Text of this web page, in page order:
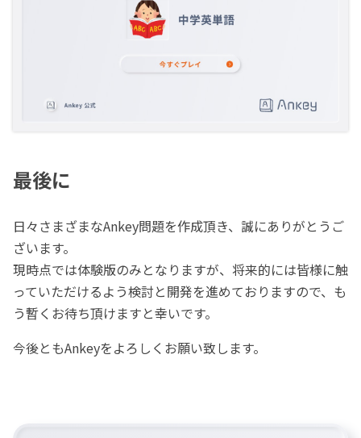
最後に
日々さまざまなAnkey問題を作成頂き、誠にありがとうご
ざいます。
現時点では体験版のみとなりますが、将来的には皆様に触
っていただけるよう検討と開発を進めておりますので、も
う暫くお待ち頂けますと幸いです。
今後ともAnkeyをよろしくお願い致します。